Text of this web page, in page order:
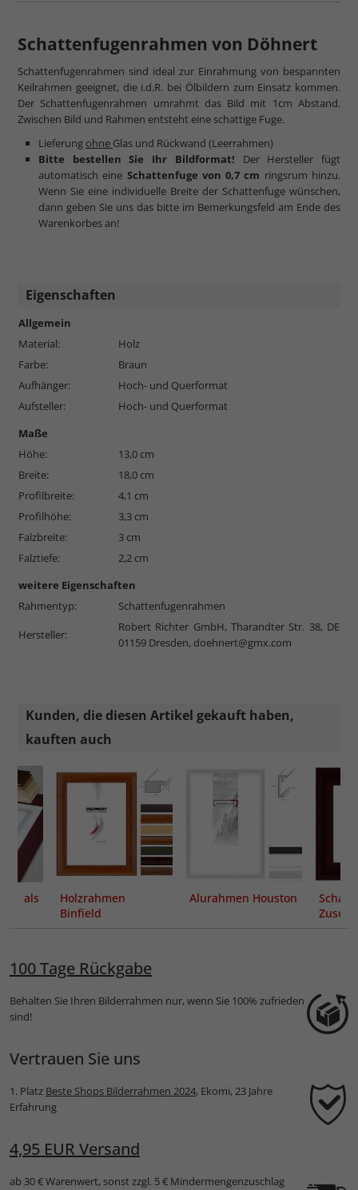
Schattenfugenrahmen von Döhnert
Schattenfugenrahmen sind ideal zur Einrahmung von bespannten
Keilrahmen geeignet, die i.d.R. bei Ölbildern zum Einsatz kommen.
Der Schattenfugenrahmen umrahmt das Bild mit 1cm Abstand.
Zwischen Bild und Rahmen entsteht eine schattige Fuge.
Lieferung ohne Glas und Rückwand (Leerrahmen)
Bitte bestellen Sie Ihr Bildformat! Der Hersteller fügt
automatisch eine Schattenfuge von 0,7 cm ringsrum hinzu.
Wenn Sie eine individuelle Breite der Schattenfuge wünschen,
dann geben Sie uns das bitte im Bemerkungsfeld am Ende des
Warenkorbes an!
Eigenschaften
Allgemein
Material:
Holz
Farbe:
Braun
Aufhänger:
Hoch- und Querformat
Aufsteller:
Hoch- und Querformat
Maße
Höhe:
13,0 cm
Breite:
18,0 cm
Profilbreite:
4,1 cm
Profilhöhe:
3,3 cm
Falzbreite:
3 cm
Falztiefe:
2,2 cm
weitere Eigenschaften
Rahmentyp:
Schattenfugenrahmen
Hersteller:
Robert Richter GmbH, Tharandter Str. 38, DE
01159 Dresden, doehnert@gmx.com
Kunden, die diesen Artikel gekauft haben,
kauften auch
als
Holzrahmen
Binfield
Alurahmen Houston
100 Tage Rückgabe
Behalten Sie Ihren Bilderrahmen nur, wenn Sie 100% zufrieden
sind!
Vertrauen Sie uns
1. Platz Beste Shops Bilderrahmen 2024, Ekomi, 23 Jahre
Erfahrung
4,95 EUR Versand
ab 30 € Warenwert, sonst zzgl. 5 € Mindermengenzuschlag